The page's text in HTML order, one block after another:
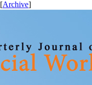
[
Archive
]